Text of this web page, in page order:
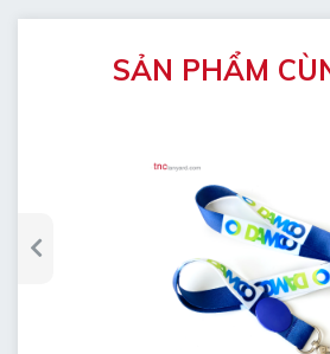
SẢN PHẨM